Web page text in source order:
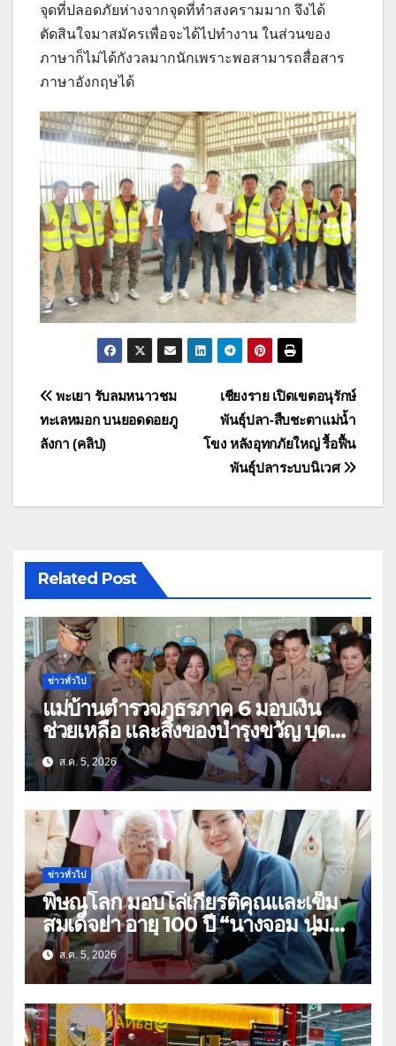
จุดที่ปลอดภัยห่างจากจุดที่ทำสงครามมาก จึงได้
ตัดสินใจมาสมัครเพื่อจะได้ไปทำงาน ในส่วนของ
ภาษาก็ไม่ได้กังวลมากนักเพราะพอสามารถสื่อสาร
ภาษาอังกฤษได้
แนะแนว
เรื่อง
เชียงราย เปิดเขตอนุรักษ์
พันธุ์ปลา-สืบชะตาแม่น้ำ
โขง หลังอุทกภัยใหญ่ รื้อฟื้น
พันธุ์ปลาระบบนิเวศ
พะเยา รับลมหนาวชม
ทะเลหมอก บนยอดดอยภู
ลังกา (คลิป)
Related Post
ข่าวทั่วไป
แม่บ้านตำรวจภูธรภาค 6 มอบเงิน
ช่วยเหลือ และสิ่งของบำรุงขวัญ บุตร-
ธิดา ข้าราชการตำรวจจังหวัด
อุทัยธานี
ส.ค. 5, 2026
ข่าวทั่วไป
พิษณุโลก มอบโล่เกียรติคุณและเข็ม
สมเด็จย่า อายุ 100 ปี “นางจอม นุ่ม
เนตร” ตำบลบ้านกร่าง อำเภอเมือง
ส.ค. 5, 2026